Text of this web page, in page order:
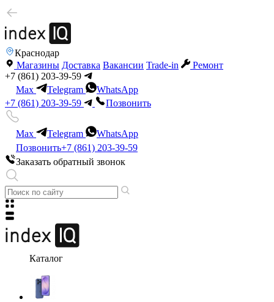
Краснодар
Магазины Доставка Вакансии Trade-in
Ремонт
+7 (861) 203-39-59
Max
Telegram
WhatsApp
+7 (861) 203-39-59
Позвонить
Max Telegram
WhatsApp
Позвонить+7 (861) 203-39-59
Заказать обратный звонок
Каталог